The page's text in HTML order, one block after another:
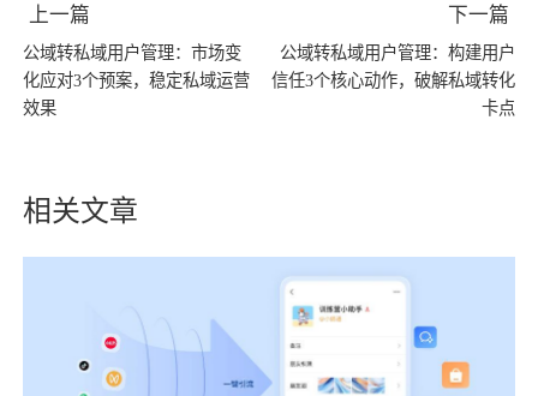
上一篇
公域转私域用户管理：市场变
化应对3个预案，稳定私域运营
效果
下一篇
公域转私域用户管理：构建用户
信任3个核心动作，破解私域转化
卡点
相关文章